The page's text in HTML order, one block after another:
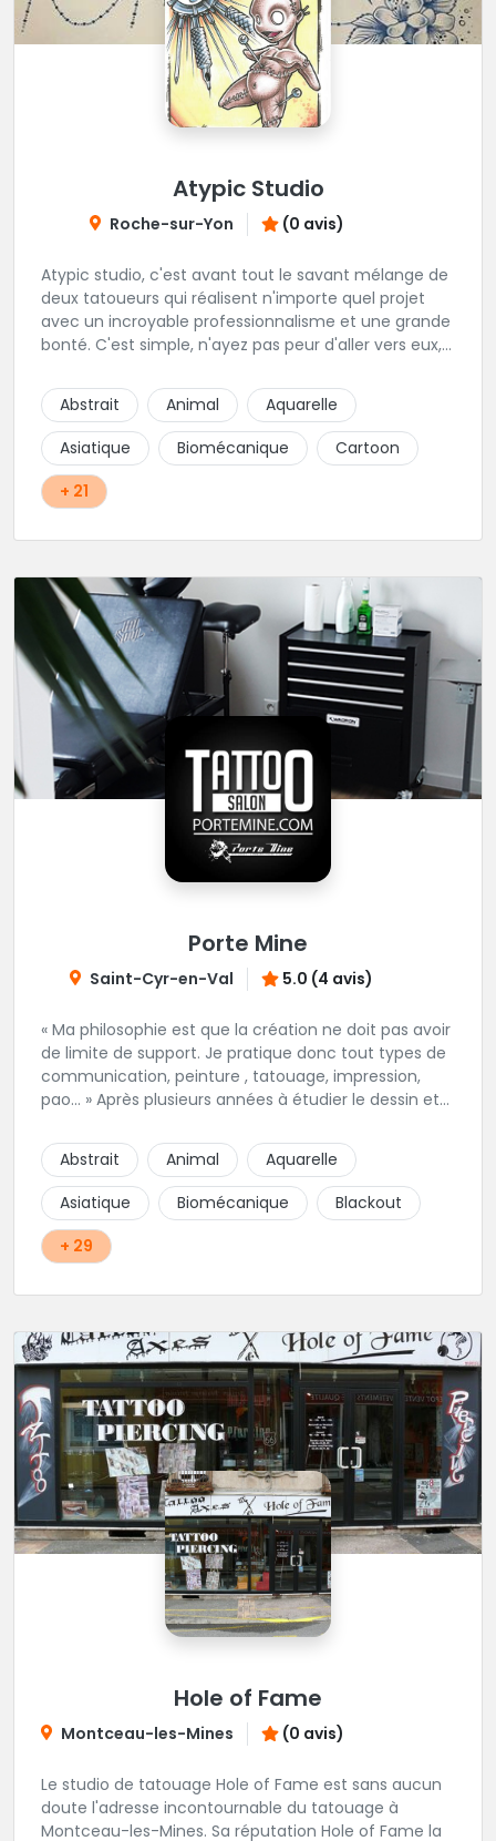
Atypic Studio
Roche-sur-Yon (0 avis)
Atypic studio, c'est avant tout le savant mélange de
deux tatoueurs qui réalisent n'importe quel projet
avec un incroyable professionnalisme et une grande
bonté. C'est simple, n'ayez pas peur d'aller vers eux,
de vos rêves, il sauront aussi vous prodiguer les
quelques conseils avisés qui vous permettront de
sublimer vos envies.
Abstrait Animal
Aquarelle
Asiatique
Biomécanique
Cartoon
+ 21
Porte Mine
Saint-Cyr-en-Val 5.0 (4 avis)
« Ma philosophie est que la création ne doit pas avoir
de limite de support. Je pratique donc tout types de
communication, peinture , tatouage, impression,
pao… » Après plusieurs années à étudier le dessin et
salon. Dans le respect des règles d’hygiènes, Nicolas
vous conseille, réalise vos dessins et tatouage pour
votre plaisir dans une ambiance décontractée.
Abstrait Animal
Aquarelle
Asiatique
Biomécanique
Blackout
+ 29
Hole of Fame
Montceau-les-Mines (0 avis)
Le studio de tatouage Hole of Fame est sans aucun
doute l'adresse incontournable du tatouage à
Montceau-les-Mines. Sa réputation Hole of Fame la